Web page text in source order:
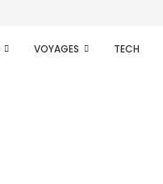
VOYAGES TECH